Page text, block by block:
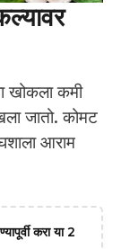
खोकला कमी
जातो. कोमट
आराम
करा या 2